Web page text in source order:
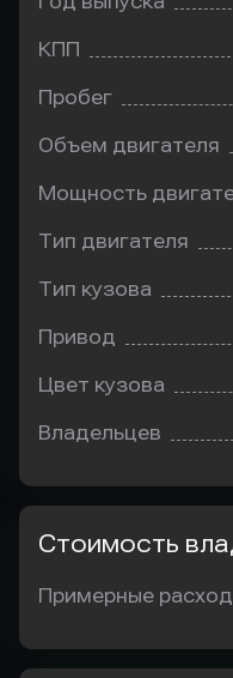
КПП
Пробег
Объем двигателя
Мощность
Тип двигателя
Тип кузова
Привод
Цвет кузова
Владельцев
Стоимость
Примерные